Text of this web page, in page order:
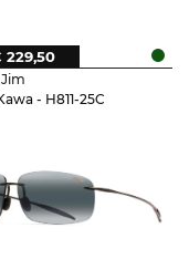
- H811-25C
229,50